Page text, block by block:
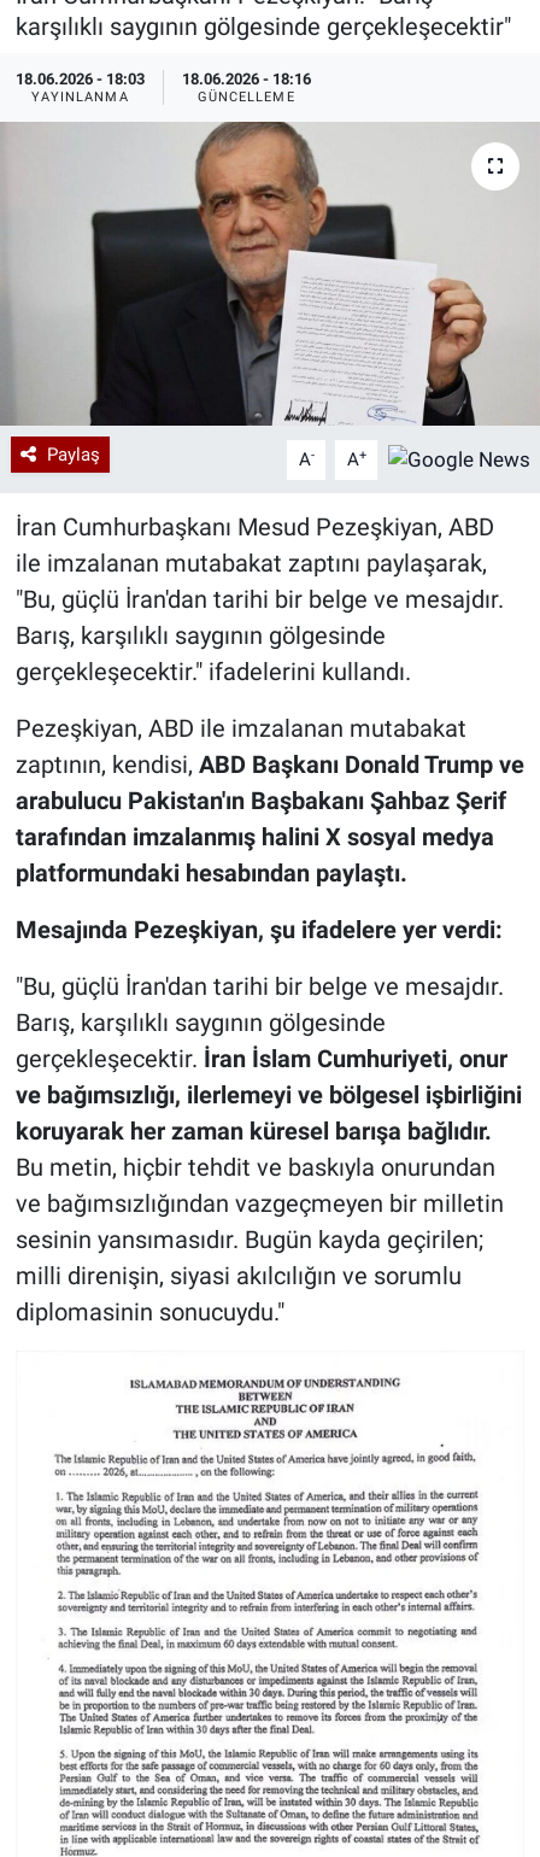
karşılıklı saygının gölgesinde gerçekleşecektir"
18.06.2026 - 18:03
YAYINLANMA
18.06.2026 - 18:16
GÜNCELLEME
Paylaş A- A+
İran Cumhurbaşkanı Mesud Pezeşkiyan, ABD
ile imzalanan mutabakat zaptını paylaşarak,
"Bu, güçlü İran'dan tarihi bir belge ve mesajdır.
Barış, karşılıklı saygının gölgesinde
gerçekleşecektir." ifadelerini kullandı.
Pezeşkiyan, ABD ile imzalanan mutabakat
zaptının, kendisi, ABD Başkanı Donald Trump ve
arabulucu Pakistan'ın Başbakanı Şahbaz Şerif
tarafından imzalanmış halini X sosyal medya
platformundaki hesabından paylaştı.
Mesajında Pezeşkiyan, şu ifadelere yer verdi:
"Bu, güçlü İran'dan tarihi bir belge ve mesajdır.
Barış, karşılıklı saygının gölgesinde
gerçekleşecektir. İran İslam Cumhuriyeti, onur
ve bağımsızlığı, ilerlemeyi ve bölgesel işbirliğini
koruyarak her zaman küresel barışa bağlıdır.
Bu metin, hiçbir tehdit ve baskıyla onurundan
ve bağımsızlığından vazgeçmeyen bir milletin
sesinin yansımasıdır. Bugün kayda geçirilen;
milli direnişin, siyasi akılcılığın ve sorumlu
diplomasinin sonucuydu."
Özel Haberler
Yazarlar
Dünya
Medya
Özel Haberler
Kadın
Erişim Bilgileri
Teknoloji
Ramazan
Haber Arşivi